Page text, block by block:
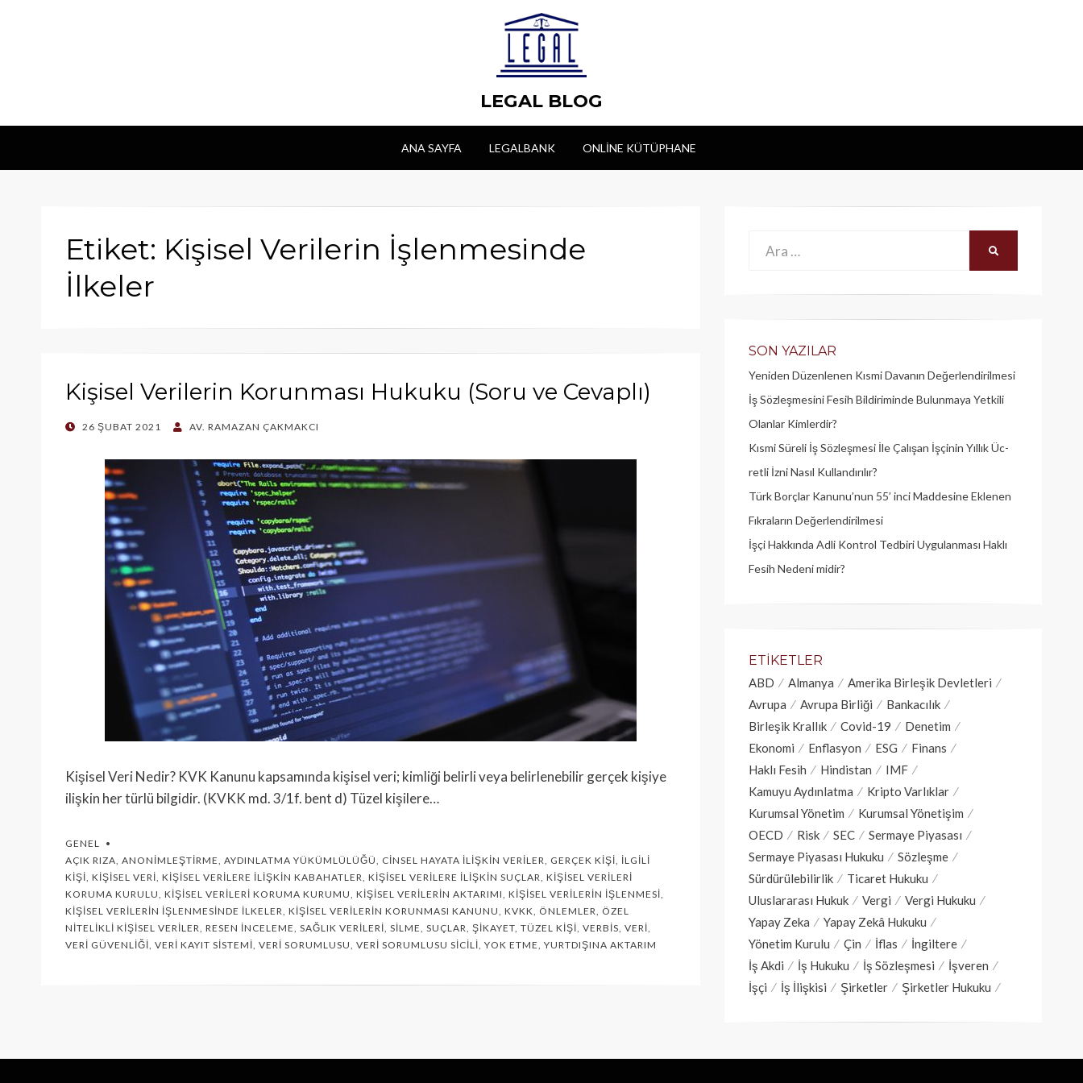
LEGAL BLOG
ANA SAYFA LEGALBANK ONLINE KÜTÜPHANE
Etiket: Kişisel Verilerin İşlenmesinde
İlkeler
Kişisel Verilerin Korunması Hukuku (Soru ve Cevaplı)
POSTED
26 ŞUBAT 2021 AV. RAMAZAN ÇAKMAKCI
Kişisel Veri Nedir? KVK Kanunu kapsamında kişisel veri; kimliği belirli veya belirlenebilir gerçek kişiye
ilişkin her türlü bilgidir. (KVKK md. 3/1f. bent d) Tüzel kişilere…
GENEL
AÇIK RIZA, ANONIMLEŞTIRME, AYDINLATMA YÜKÜMLÜLÜĞÜ, CINSEL HAYATA İLIŞKIN VERILER, GERÇEK KIŞI, İLGILI
KIŞI, KIŞISEL VERI, KIŞISEL VERILERE İLIŞKIN KABAHATLER, KIŞISEL VERILERE İLIŞKIN SUÇLAR, KIŞISEL VERILERI
KORUMA KURULU, KIŞISEL VERILERI KORUMA KURUMU, KIŞISEL VERILERIN AKTARIMI, KIŞISEL VERILERIN İŞLENMESI,
KIŞISEL VERILERIN İŞLENMESINDE İLKELER, KIŞISEL VERILERIN KORUNMASI KANUNU, KVKK, ÖNLEMLER, ÖZEL
NITELIKLI KIŞISEL VERILER, RESEN İNCELEME, SAĞLIK VERILERI, SILME, SUÇLAR, ŞIKAYET, TÜZEL KIŞI, VERBİS, VERI,
VERI GÜVENLIĞI, VERI KAYIT SISTEMI, VERI SORUMLUSU, VERI SORUMLUSU SICILI, YOK ETME, YURTDIŞINA AKTARIM
Ara:
SON YAZILAR
Yeniden Düzenlenen Kısmi Davanın Değerlendirilmesi
İş Sözleşmesini Fesih Bildiriminde Bulunmaya Yetkili
Olanlar Kimlerdir?
Kısmi Süreli İş Sözleşmesi İle Çalışan İşçinin Yıllık Üc­
retli İzni Nasıl Kullandırılır?
Türk Borçlar Kanunu’nun 55’ inci Maddesine Eklenen
Fıkraların Değerlendirilmesi
İşçi Hakkında Adli Kontrol Tedbiri Uygulanması Haklı
Fesih Nedeni midir?
ETIKETLER
ABD Almanya
Amerika Birleşik Devletleri
Avrupa
Avrupa Birliği
Bankacılık
Birleşik Krallık
Covid-19
Denetim
Ekonomi
Enflasyon ESG
Finans
Haklı Fesih
Hindistan
IMF
Kamuyu Aydınlatma
Kripto Varlıklar
Kurumsal Yönetim
Kurumsal Yönetişim
OECD
Risk SEC
Sermaye Piyasası
Sermaye Piyasası Hukuku
Sözleşme
Sürdürülebilirlik
Ticaret Hukuku
Uluslararası Hukuk
Vergi
Vergi Hukuku
Yapay Zeka
Yapay Zekâ Hukuku
Yönetim Kurulu
Çin İflas
İngiltere
İş Akdi
İş Hukuku İş Sözleşmesi
İşveren
İşçi
İş İlişkisi Şirketler Şirketler Hukuku